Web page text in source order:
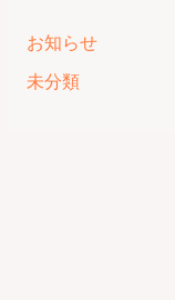
お知らせ
未分類